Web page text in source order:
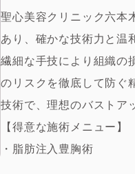
聖心美容クリニック六本
あり、確かな技術力と温
繊細な手技により組織の
のリスクを徹底して防ぐ
技術で、理想のバストア
【得意な施術メニュー】
・脂肪注入豊胸術